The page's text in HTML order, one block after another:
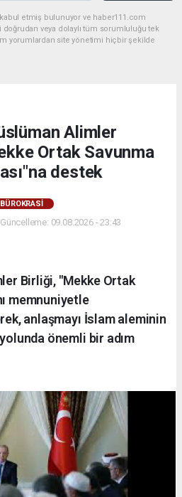
kabul etmiş bulunuyor ve haber111.com
doğrudan veya dolaylı tüm sorumluluğu tek
yorumlardan site yönetimi hiçbir şekilde
Alimler
Ortak Savunma
destek
BÜROKRASİ
09.08.2026 - 23:43
Birliği, "Mekke Ortak
memnuniyetle
anlaşmayı İslam aleminin
önemli bir adım